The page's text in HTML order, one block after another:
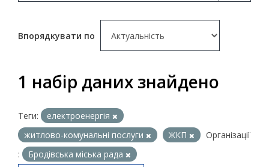
Впорядкувати по
1 набір даних знайдено
Теги:
електроенергія
житлово-комунальні послуги
ЖКП
Організації
:
Бродівська міська рада